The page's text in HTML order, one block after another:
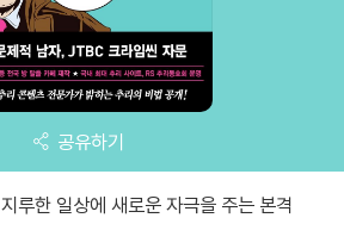
공유하기
지루한 일상에 새로운 자극을 주는 본격